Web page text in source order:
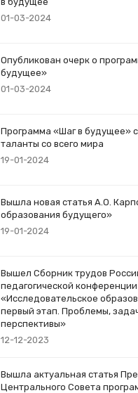
01-03-2024
Опубликован очерк о
будущее»
01-03-2024
Программа «Шаг в будущее»
таланты со всего мира
19-01-2024
Вышла новая статья А.О.
образования будущего»
19-01-2024
Вышел Сборник трудов
педагогической конференции
«Исследовательское
первый этап. Проблемы,
перспективы»
12-12-2023
Вышла актуальная статья
Центрального Совета